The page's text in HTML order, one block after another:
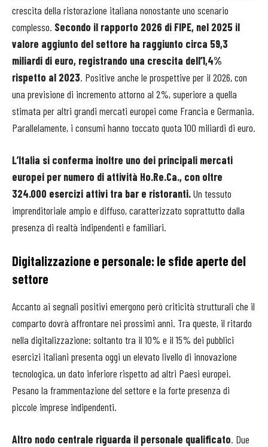
crescita della ristorazione italiana nonostante uno scenario
complesso. Secondo il rapporto 2026 di FIPE, nel 2025 il
valore aggiunto del settore ha raggiunto circa 59,3
miliardi di euro, registrando una crescita dell’1,4%
rispetto al 2023. Positive anche le prospettive per il 2026, con
una previsione di incremento attorno al 2%, superiore a quella
stimata per altri grandi mercati europei come Francia e Germania.
Parallelamente, i consumi hanno toccato quota 100 miliardi di euro.
L’Italia si conferma inoltre uno dei principali mercati
europei per numero di attività Ho.Re.Ca., con oltre
324.000 esercizi attivi tra bar e ristoranti.Un tessuto
imprenditoriale ampio e diffuso, caratterizzato soprattutto dalla
presenza di realtà indipendenti e familiari.
Digitalizzazione e personale: le sfide aperte del
settore
Accanto ai segnali positivi emergono però criticità strutturali che il
comparto dovrà affrontare nei prossimi anni. Tra queste, il ritardo
nella digitalizzazione: soltanto tra il 10% e il 15% dei pubblici
esercizi italiani presenta oggi un elevato livello di innovazione
tecnologica, un dato inferiore rispetto ad altri Paesi europei.
Pesano la frammentazione del settore e la forte presenza di
piccole imprese indipendenti.
Altro nodo centrale riguarda il personale qualificato. Due